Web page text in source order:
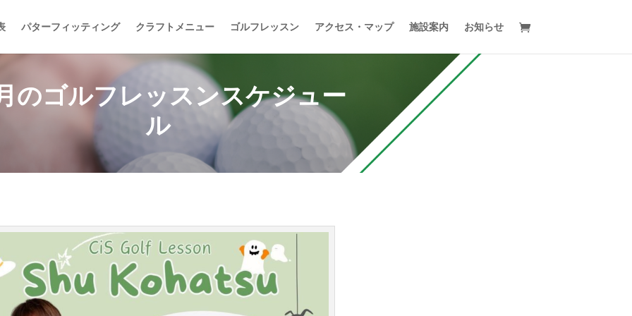
パターフィッティング クラフトメニュー ゴルフレッスン アクセス・マップ 施設案内 お知らせ
のゴルフレッスンスケジュー
ル